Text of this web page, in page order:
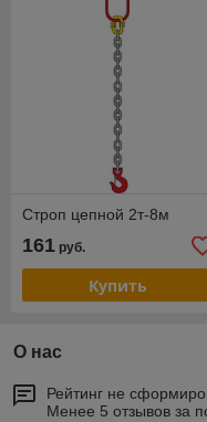
Строп цепной 2т-8м
161 руб.
Купить
О нас
Рейтинг не
Менее 5 отзывов за